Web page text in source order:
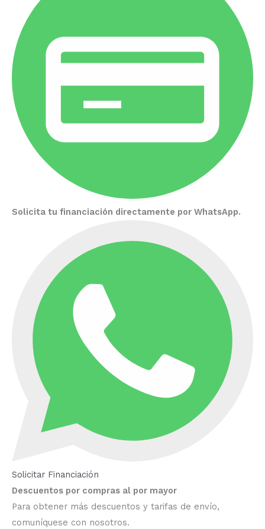
Solicita tu financiación directamente por WhatsApp.
Solicitar Financiación
Descuentos por compras al por mayor
Para obtener más descuentos y tarifas de envío,
comuníquese con nosotros.